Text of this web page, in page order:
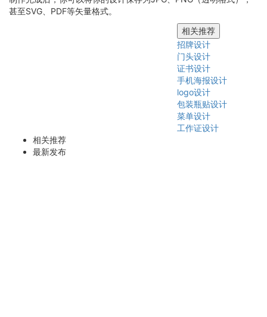
甚至SVG、PDF等矢量格式。
相关推荐
招牌设计
门头设计
证书设计
手机海报设计
logo设计
包装瓶贴设计
菜单设计
工作证设计
相关推荐
最新发布